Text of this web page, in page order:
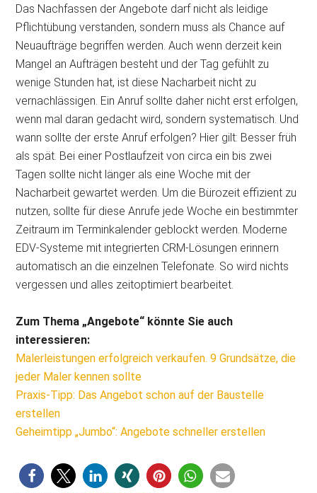
Das Nachfassen der Angebote darf nicht als leidige
Pflichtübung verstanden, sondern muss als Chance auf
Neuaufträge begriffen werden. Auch wenn derzeit kein
Mangel an Aufträgen besteht und der Tag gefühlt zu
wenige Stunden hat, ist diese Nacharbeit nicht zu
vernachlässigen. Ein Anruf sollte daher nicht erst erfolgen,
wenn mal daran gedacht wird, sondern systematisch. Und
wann sollte der erste Anruf erfolgen? Hier gilt: Besser früh
als spät. Bei einer Postlaufzeit von circa ein bis zwei
Tagen sollte nicht länger als eine Woche mit der
Nacharbeit gewartet werden. Um die Bürozeit effizient zu
nutzen, sollte für diese Anrufe jede Woche ein bestimmter
Zeitraum im Terminkalender geblockt werden. Moderne
EDV-Systeme mit integrierten CRM-Lösungen erinnern
automatisch an die einzelnen Telefonate. So wird nichts
vergessen und alles zeitoptimiert bearbeitet.
Zum Thema „Angebote“ könnte Sie auch
interessieren:
Malerleistungen erfolgreich verkaufen. 9 Grundsätze, die
jeder Maler kennen sollte
Praxis-Tipp: Das Angebot schon auf der Baustelle
erstellen
Geheimtipp „Jumbo“: Angebote schneller erstellen